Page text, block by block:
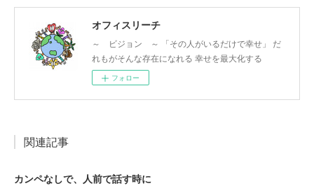
オフィスリーチ
～ ビジョン ～ 「その人がいるだけで幸せ」 だ
れもがそんな存在になれる 幸せを最大化する
フォロー
関連記事
カンペなしで、人前で話す時に